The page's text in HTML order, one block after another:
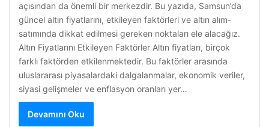
açısından da önemli bir merkezdir. Bu yazıda, Samsun’da
güncel altın fiyatlarını, etkileyen faktörleri ve altın alım-
satımında dikkat edilmesi gereken noktaları ele alacağız.
Altın Fiyatlarını Etkileyen Faktörler Altın fiyatları, birçok
farklı faktörden etkilenmektedir. Bu faktörler arasında
uluslararası piyasalardaki dalgalanmalar, ekonomik veriler,
siyasi gelişmeler ve enflasyon oranları yer…
Devamını Oku